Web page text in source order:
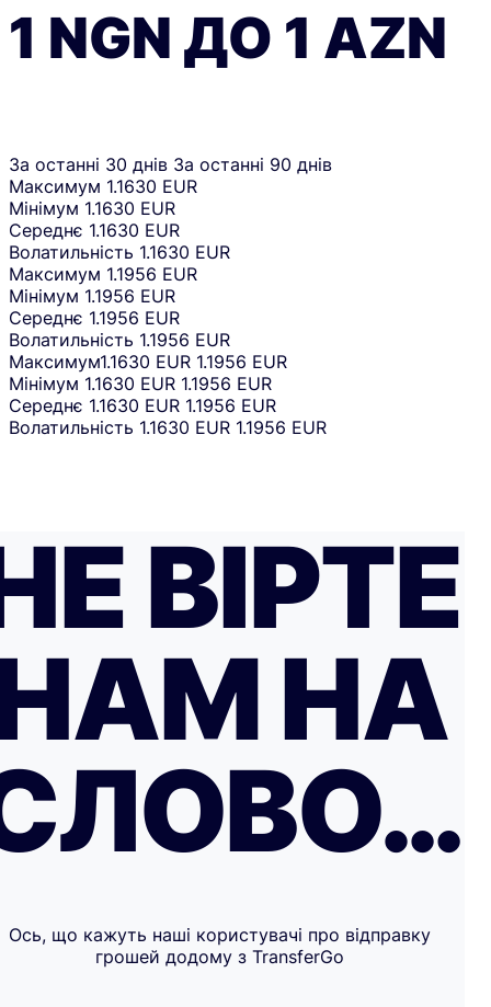
1 NGN ДО 1 AZN
За останні 30 днів За останні 90 днів
Максимум 1.1630 EUR
Мінімум 1.1630 EUR
Середнє 1.1630 EUR
Волатильність 1.1630 EUR
Максимум 1.1956 EUR
Мінімум 1.1956 EUR
Середнє 1.1956 EUR
Волатильність 1.1956 EUR
Максимум1.1630 EUR 1.1956 EUR
Мінімум 1.1630 EUR 1.1956 EUR
Середнє 1.1630 EUR 1.1956 EUR
Волатильність 1.1630 EUR 1.1956 EUR
ВІРТЕ
НА
Ось, що кажуть наші користувачі про відправку
грошей додому з TransferGo